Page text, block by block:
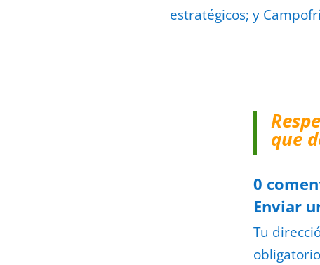
estratégicos; y
que
0
Enviar
Tu